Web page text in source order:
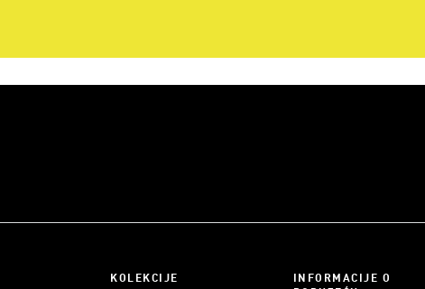
KOLEKCIJE
INFORMACIJE O